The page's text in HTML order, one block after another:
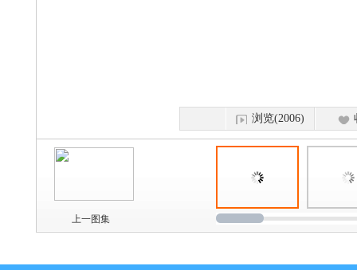
浏览(2006)
上一图集